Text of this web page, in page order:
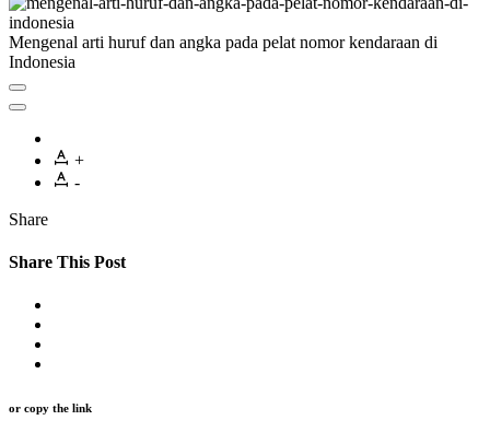
Mengenal arti huruf dan angka pada pelat nomor kendaraan di
Indonesia
+
-
Share
Share This Post
or copy the link